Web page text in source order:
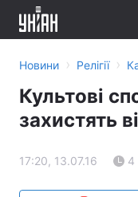
Новини › Релігії ›
Культові
захистять
17:20, 13.07.16 4